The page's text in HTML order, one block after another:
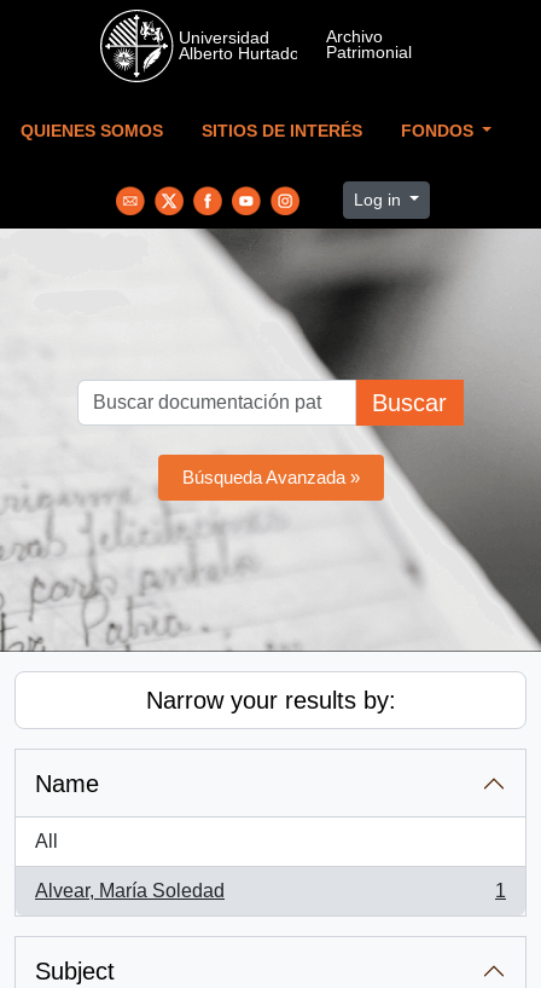
Skip to main content
QUIENES SOMOS SITIOS DE INTERÉS FONDOS
Log in
Buscar
Búsqueda Avanzada »
Narrow your results by:
Name
All
Alvear, María Soledad
, 1 results
1
Subject